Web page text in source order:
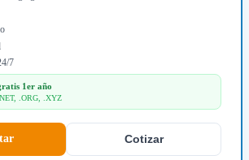
7
1er año
.ORG, .XYZ
Cotizar